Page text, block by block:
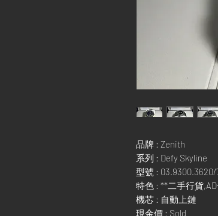
品牌 : Zenith
系列 : Defy Skyline
型號 : 03.9300.3620/
特色 : **二手行貨
機芯 : 自動上鏈
現金價 : Sold